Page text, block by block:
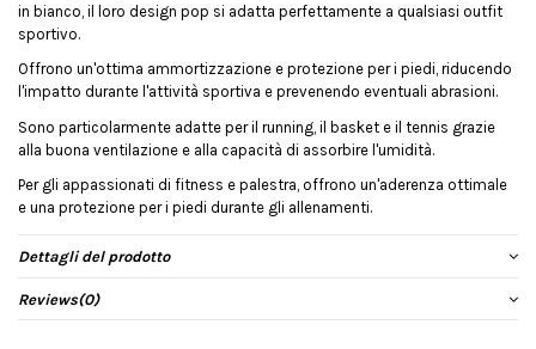
in bianco, il loro design pop si adatta perfettamente a qualsiasi outfit
sportivo.
Offrono un'ottima ammortizzazione e protezione per i piedi, riducendo
l'impatto durante l'attività sportiva e prevenendo eventuali abrasioni.
Sono particolarmente adatte per il running, il basket e il tennis grazie
alla buona ventilazione e alla capacità di assorbire l'umidità.
Per gli appassionati di fitness e palestra, offrono un'aderenza ottimale
e una protezione per i piedi durante gli allenamenti.
Dettagli del prodotto
Reviews(0)